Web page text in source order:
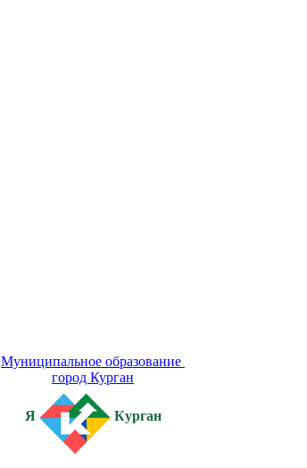
Муниципальное образование
город Курган
Я Курган